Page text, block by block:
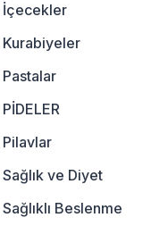
İçecekler
Kurabiyeler
Pastalar
PİDELER
Pilavlar
Sağlık ve Diyet
Sağlıklı Beslenme